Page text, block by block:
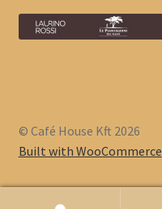
© Café House Kft 2026
Built with WooCommerce